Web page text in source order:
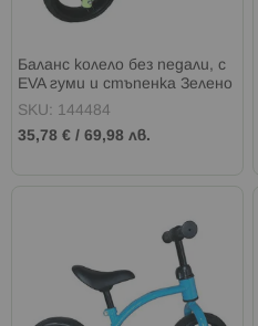
Баланс колело без педали, с
EVA гуми и стъпенка Зелено
SKU: 144484
35,78 € / 69,98 лв.